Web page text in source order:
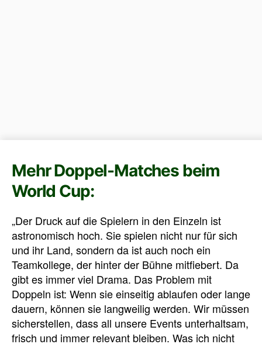
Mehr Doppel-Matches beim
World Cup:
„Der Druck auf die Spielern in den Einzeln ist
astronomisch hoch. Sie spielen nicht nur für sich
und ihr Land, sondern da ist auch noch ein
Teamkollege, der hinter der Bühne mitfiebert. Da
gibt es immer viel Drama. Das Problem mit
Doppeln ist: Wenn sie einseitig ablaufen oder lange
dauern, können sie langweilig werden. Wir müssen
sicherstellen, dass all unsere Events unterhaltsam,
frisch und immer relevant bleiben. Was ich nicht